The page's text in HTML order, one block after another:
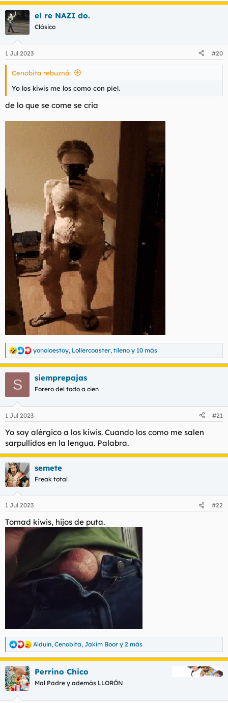
el re NAZI do.
Clásico
1 Jul 2023 #20
Cenobita rebuznó:
Yo los kiwis me los como con piel.
de lo que se come se cria
R
e
a
e
:
yonoloestoy, Lollercoaster, tileno y 10 más
S siemprepajas
Forero del todo a cien
1 Jul 2023 #21
Yo soy alérgico a los kiwis. Cuando los como me salen
sarpullidos en la lengua. Palabra.
semete
Freak total
1 Jul 2023 #22
Tomad kiwis, hijos de puta.
R
e
a
c
c
i
Alduin, Cenobita, Jakim Boor y 2 más
Perrino Chico
Mal Padre y además LLORÓN